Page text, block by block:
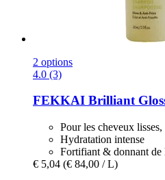
2 options
4.0 (3)
FEKKAI Brilliant
Pour les cheveux lisses,
Hydratation intense
Fortifiant & donnant de
€ 5,04 (€ 84,00 / L)